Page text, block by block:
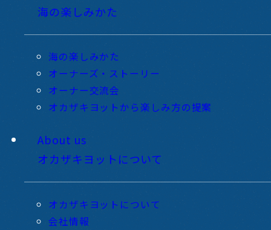
海の楽しみかた
海の楽しみかた
オーナーズ・ストーリー
オーナー交流会
オカザキヨットから楽しみ方の提案
About us
オカザキヨットについて
オカザキヨットについて
会社情報